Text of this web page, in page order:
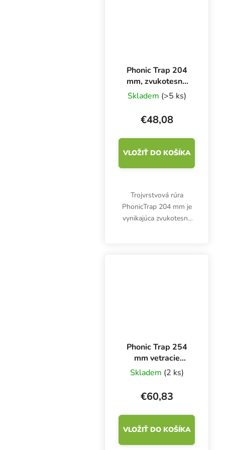
Phonic Trap 204
mm, zvukotesné
ventilačné
potrubie, box 3 m
Skladem (>5 ks)
€48,08
VLOŽIŤ DO KOŠÍKA
Trojvrstvová rúra
PhonicTrap 204 mm je
vynikajúca zvukotesná
Phonic Trap 254
mm vetracie
potrubie,
zvukotesné, box 3
m
Skladem (2 ks)
€60,83
VLOŽIŤ DO KOŠÍKA